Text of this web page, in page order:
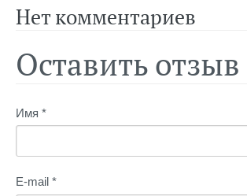
Нет комментариев
Оставить отзыв
Имя *
E-mail *